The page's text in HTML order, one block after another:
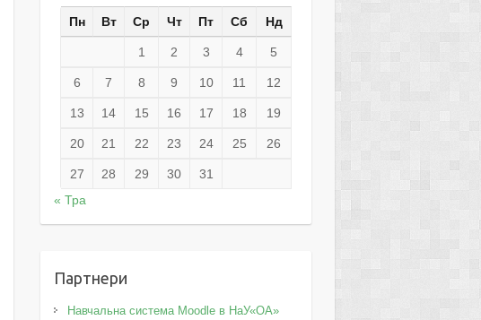
Пн Вт Ср Чт Пт Сб Нд
1 2 3 4 5
6 7 8 9 10 11 12
13 14 15 16 17 18 19
20 21 22 23 24 25 26
27 28 29 30
31
« Тра
Партнери
Навчальна система Moodle в НаУ«ОА»